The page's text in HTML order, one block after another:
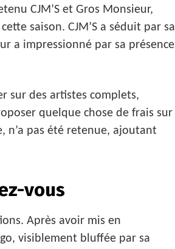
CJM’S et Gros Monsieur,
saison. CJM’S a séduit par sa
a impressionné par sa présence
sur des artistes complets,
quelque chose de frais sur
n’a pas été retenue, ajoutant
vous
Après avoir mis en
visiblement bluffée par sa